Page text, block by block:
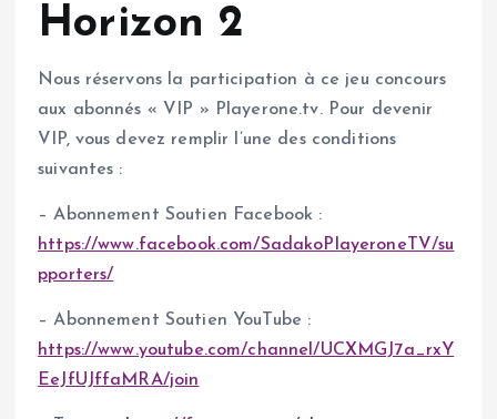
Horizon 2
Nous réservons la participation à ce jeu concours
aux abonnés « VIP » Playerone.tv. Pour devenir
VIP, vous devez remplir l’une des conditions
suivantes :
– Abonnement Soutien Facebook :
https://www.facebook.com/SadakoPlayeroneTV/su
pporters/
– Abonnement Soutien YouTube :
https://www.youtube.com/channel/UCXMGJ7a_rxY
EeJfUJffaMRA/join